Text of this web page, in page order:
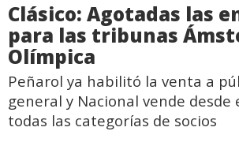
Clásico: Agotadas las
para las tribunas
Olímpica
Peñarol ya habilitó la venta a
general y Nacional vende desde
todas las categorías de socios